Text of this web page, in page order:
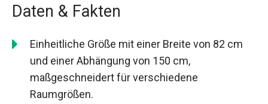
Daten & Fakten
Einheitliche Größe mit einer Breite von 82 cm
und einer Abhängung von 150 cm,
maßgeschneidert für verschiedene
Raumgrößen.